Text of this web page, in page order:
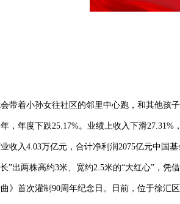
带着小孙女往社区的邻里中心跑，和其他孩
，年度下跌25.17%。业绩上收入下滑
收入4.03万亿元，合计净利润2075亿元中国
”出两株高约3米、宽约2.5米的“大红心”，
》首次灌制90周年纪念日。日前，位于徐汇